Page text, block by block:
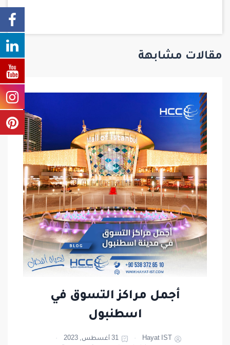
مقالات مشابهة
أجمل مراكز التسوق في
اسطنبول
Hayat IST
31 أغسطس, 2023